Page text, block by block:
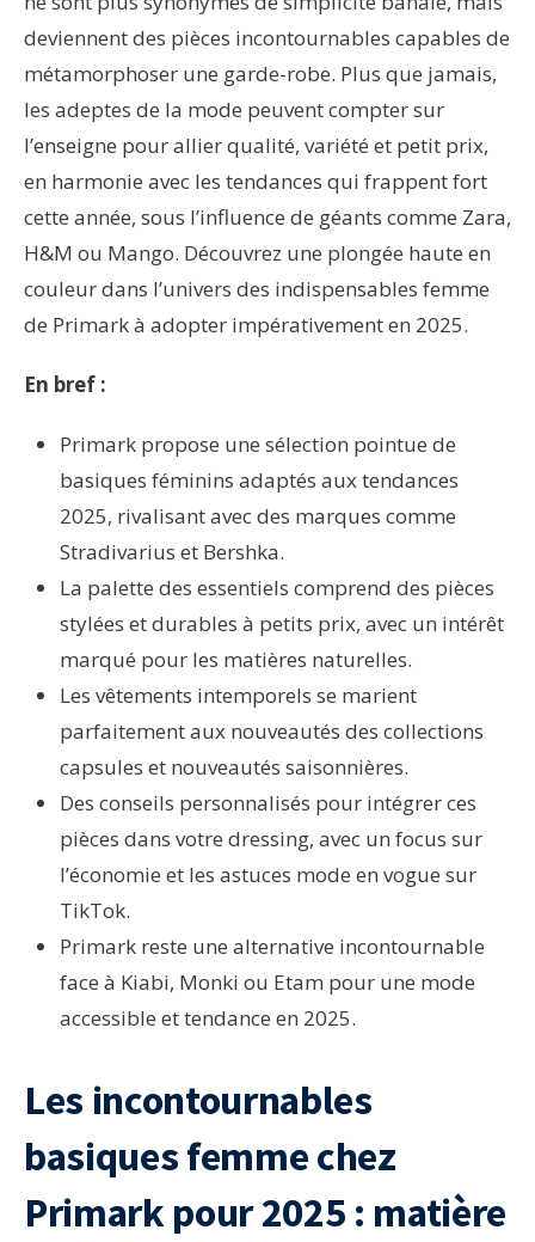
deviennent des pièces incontournables capables de
métamorphoser une garde-robe. Plus que jamais,
les adeptes de la mode peuvent compter sur
l’enseigne pour allier qualité, variété et petit prix,
en harmonie avec les tendances qui frappent fort
cette année, sous l’influence de géants comme Zara,
H&M ou Mango. Découvrez une plongée haute en
couleur dans l’univers des indispensables femme
de Primark à adopter impérativement en 2025.
En bref :
Primark propose une sélection pointue de
basiques féminins adaptés aux tendances
2025, rivalisant avec des marques comme
Stradivarius et Bershka.
La palette des essentiels comprend des pièces
stylées et durables à petits prix, avec un intérêt
marqué pour les matières naturelles.
Les vêtements intemporels se marient
parfaitement aux nouveautés des collections
capsules et nouveautés saisonnières.
Des conseils personnalisés pour intégrer ces
pièces dans votre dressing, avec un focus sur
l’économie et les astuces mode en vogue sur
TikTok.
Primark reste une alternative incontournable
face à Kiabi, Monki ou Etam pour une mode
accessible et tendance en 2025.
Les incontournables
basiques femme chez
Primark pour 2025 : matière